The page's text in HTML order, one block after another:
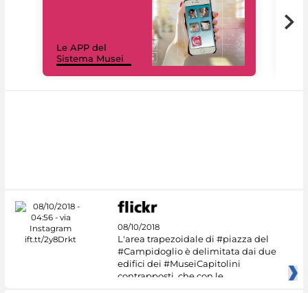
Le APP del
Sistema Musei
08/10/2018
L'area trapezoidale di #piazza del
#Campidoglio è delimitata dai due
edifici dei #MuseiCapitolini
contrapposti, che con le